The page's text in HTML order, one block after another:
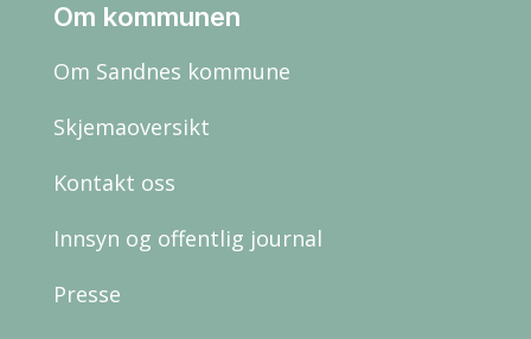
Om kommunen
Om Sandnes kommune
Skjemaoversikt
Kontakt oss
Innsyn og offentlig journal
Presse